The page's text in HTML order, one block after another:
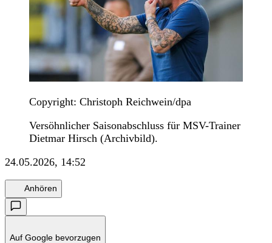
Copyright: Christoph Reichwein/dpa
Versöhnlicher Saisonabschluss für MSV-Trainer
Dietmar Hirsch (Archivbild).
24.05.2026, 14:52
Anhören
Auf Google bevorzugen